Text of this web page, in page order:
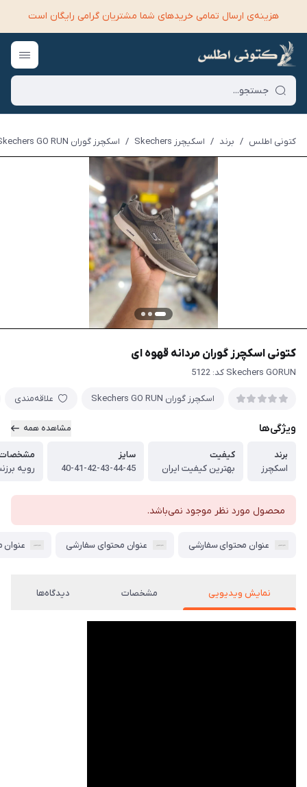
هزینه‌ی ارسال تمامی خرید‌های شما مشتریان گرامی رایگان است
کتونی اطلس / برند / اسکیچرز Skechers / اسکچرز گوران Skechers GO RUN
کتونی اسکچرز گوران مردانه قهوه ای
Skechers GORUN کد: 5122
اسکچرز گوران Skechers GO RUN علاقه‌مندی
ویژگی‌ها مشاهده همه
برند
اسکچرز
کیفیت
بهترین کیفیت ایران
سایز
40-41-42-43-44-45
مشخصات
رویه
محصول مورد نظر موجود نمی‌باشد.
عنوان محتوای سفارشی عنوان محتوای سفارشی عنوان
نمایش ویدیویی مشخصات دیدگاه‌ها